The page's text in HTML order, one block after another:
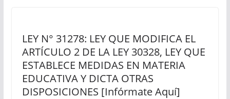
LEY N° 31278: LEY QUE MODIFICA EL
ARTÍCULO 2 DE LA LEY 30328, LEY QUE
ESTABLECE MEDIDAS EN MATERIA
EDUCATIVA Y DICTA OTRAS
DISPOSICIONES [Infórmate Aquí]